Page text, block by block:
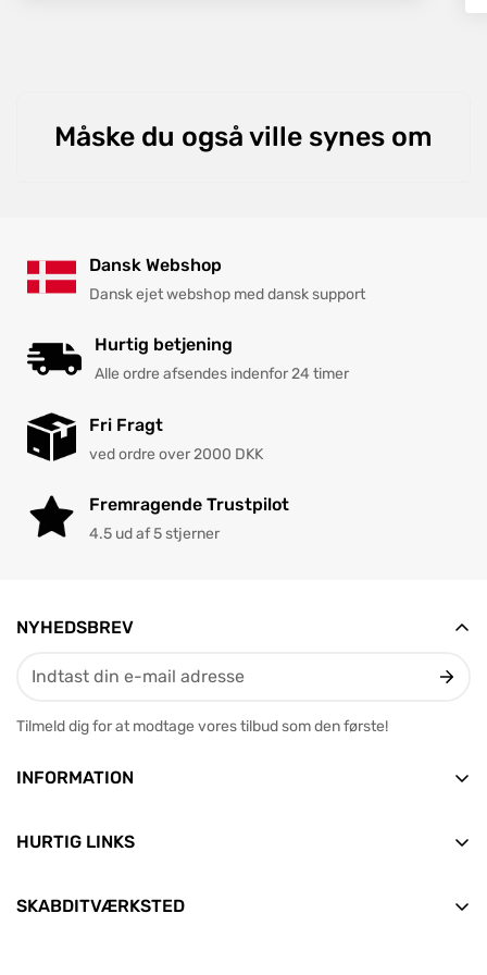
en af årsagerne til der opnås et robust og holdbart
design og det enkle udtryk passer også ind i alle
Måske du også ville synes om
Dansk Webshop
Dansk ejet webshop med dansk support
Hurtig betjening
Alle ordre afsendes indenfor 24 timer
Fri Fragt
ved ordre over 2000 DKK
Fremragende Trustpilot
4.5 ud af 5 stjerner
INFORMATION
9400 Nørresundby
Find os
HURTIG LINKS
SKABDITVÆRKSTED
NYHEDSBREV
Tilmeld dig for at modtage vores tilbud som den første!